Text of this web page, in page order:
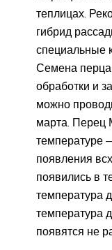
теплицах.
гибрид
специальные
Семена перца
обработки и
можно
марта. Перец
температуре
появления
появились в
температура
температура
появятся не